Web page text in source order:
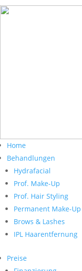
Home
Behandlungen
Hydrafacial
Prof. Make-Up
Prof. Hair Styling
Permanent Make-Up
Brows & Lashes
IPL Haarentfernung
Preise